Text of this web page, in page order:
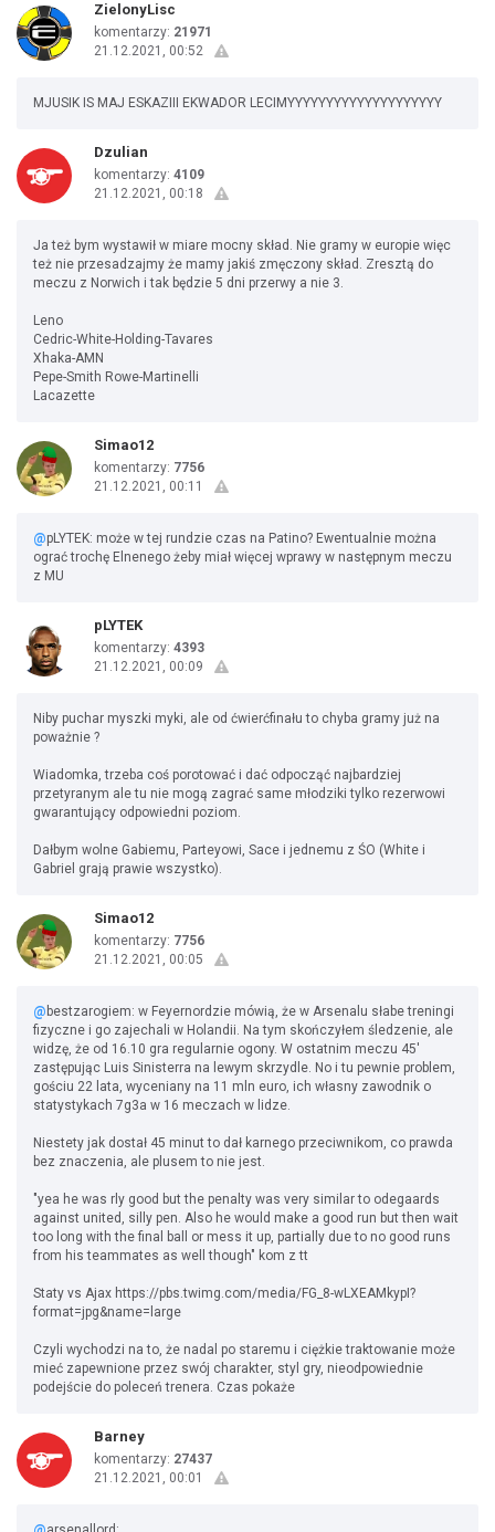
ZielonyLisc
komentarzy: 21971
21.12.2021, 00:52
MJUSIK IS MAJ ESKAZIII EKWADOR LECIMYYYYYYYYYYYYYYYYYYYY
Dzulian
komentarzy: 4109
21.12.2021, 00:18
Ja też bym wystawił w miare mocny skład. Nie gramy w europie więc
też nie przesadzajmy że mamy jakiś zmęczony skład. Zresztą do
meczu z Norwich i tak będzie 5 dni przerwy a nie 3.
Leno
Cedric-White-Holding-Tavares
Xhaka-AMN
Pepe-Smith Rowe-Martinelli
Lacazette
Simao12
komentarzy: 7756
21.12.2021, 00:11
@pLYTEK: może w tej rundzie czas na Patino? Ewentualnie można
ograć trochę Elnenego żeby miał więcej wprawy w następnym meczu
z MU
pLYTEK
komentarzy: 4393
21.12.2021, 00:09
Niby puchar myszki myki, ale od ćwierćfinału to chyba gramy już na
poważnie ?
Wiadomka, trzeba coś porotować i dać odpocząć najbardziej
przetyranym ale tu nie mogą zagrać same młodziki tylko rezerwowi
gwarantujący odpowiedni poziom.
Dałbym wolne Gabiemu, Parteyowi, Sace i jednemu z ŚO (White i
Gabriel grają prawie wszystko).
Simao12
komentarzy: 7756
21.12.2021, 00:05
@ bestzarogiem: w Feyernordzie mówią, że w Arsenalu słabe treningi
fizyczne i go zajechali w Holandii. Na tym skończyłem śledzenie, ale
widzę, że od 16.10 gra regularnie ogony. W ostatnim meczu 45'
zastępując Luis Sinisterra na lewym skrzydle. No i tu pewnie problem,
gościu 22 lata, wyceniany na 11 mln euro, ich własny zawodnik o
statystykach 7g3a w 16 meczach w lidze.
Niestety jak dostał 45 minut to dał karnego przeciwnikom, co prawda
bez znaczenia, ale plusem to nie jest.
"yea he was rly good but the penalty was very similar to odegaards
against united, silly pen. Also he would make a good run but then wait
too long with the final ball or mess it up, partially due to no good runs
from his teammates as well though" kom z tt
Staty vs Ajax https://pbs.twimg.com/media/FG_8-wLXEAMkypI?
format=jpg&name=large
Czyli wychodzi na to, że nadal po staremu i ciężkie traktowanie może
mieć zapewnione przez swój charakter, styl gry, nieodpowiednie
podejście do poleceń trenera. Czas pokaże
Barney
komentarzy: 27437
21.12.2021, 00:01